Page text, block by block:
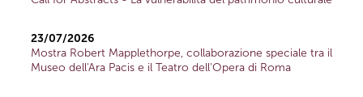
23/07/2026
Mostra Robert Mapplethorpe, collaborazione speciale tra il
Museo dell'Ara Pacis e il Teatro dell'Opera di Roma